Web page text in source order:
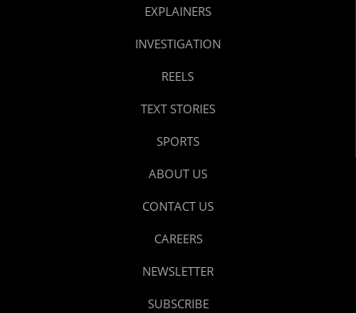
EXPLAINERS
INVESTIGATION
REELS
TEXT STORIES
SPORTS
ABOUT US
CONTACT US
CAREERS
NEWSLETTER
SUBSCRIBE